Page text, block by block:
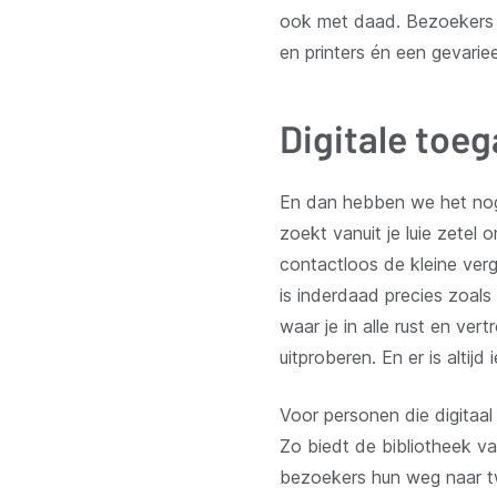
ook met daad.
en printers én een
Digitale
En dan hebben we het
zoekt vanuit je luie zetel
contactloos de kleine
is inderdaad precies
waar je in alle rust en
uitproberen. En er is altijd
Voor personen die
Zo biedt de bibliotheek
bezoekers hun weg naar